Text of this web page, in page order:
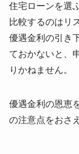
住宅ローンを選
比較するのはリ
優遇金利の引き
ておかないと、
りかねません。
優遇金利の恩恵
の注意点をおさ